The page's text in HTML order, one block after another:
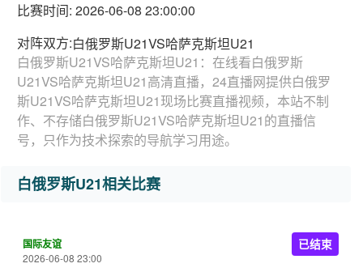
比赛时间: 2026-06-08 23:00:00
对阵双方:白俄罗斯U21VS哈萨克斯坦U21
白俄罗斯U21VS哈萨克斯坦U21：在线看白俄罗斯
U21VS哈萨克斯坦U21高清直播，24直播网提供白俄罗
斯U21VS哈萨克斯坦U21现场比赛直播视频，本站不制
作、不存储白俄罗斯U21VS哈萨克斯坦U21的直播信
号，只作为技术探索的导航学习用途。
白俄罗斯U21相关比赛
国际友谊
2026-06-08 23:00
已结束